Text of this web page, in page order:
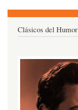
Clásicos del Humor